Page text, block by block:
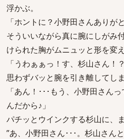
浮かぶ。
「ホントに？小野田さんありが
そういいながら真に腕にしがみ
けられた胸がムニュッと形を変え
「うわぁぁっ！す、杉山さん！？
思わずバッと腕を引き離してしま
「あん！･･･もう、小野田さん
んだから♪」
パチッとウインクする杉山に、
”あ、小野田さん･･･。杉山さん